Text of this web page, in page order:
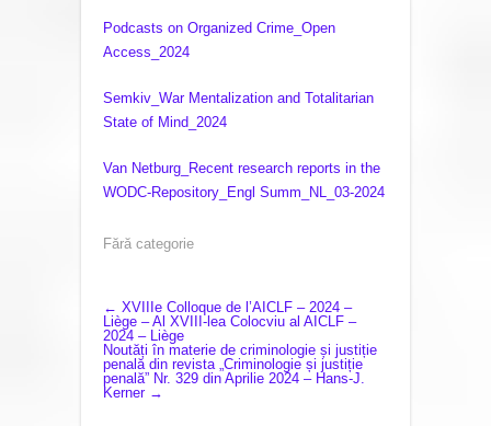
Podcasts on Organized Crime_Open
Access_2024
Semkiv_War Mentalization and Totalitarian
State of Mind_2024
Van Netburg_Recent research reports in the
WODC-Repository_Engl Summ_NL_03-2024
Fără categorie
P
O
S
← XVIIIe Colloque de l’AICLF – 2024 –
Liège – Al XVIII-lea Colocviu al AICLF –
2024 – Liège
Noutăți în materie de criminologie și justiție
penală din revista „Criminologie și justiție
penală” Nr. 329 din Aprilie 2024 – Hans-J.
Kerner →